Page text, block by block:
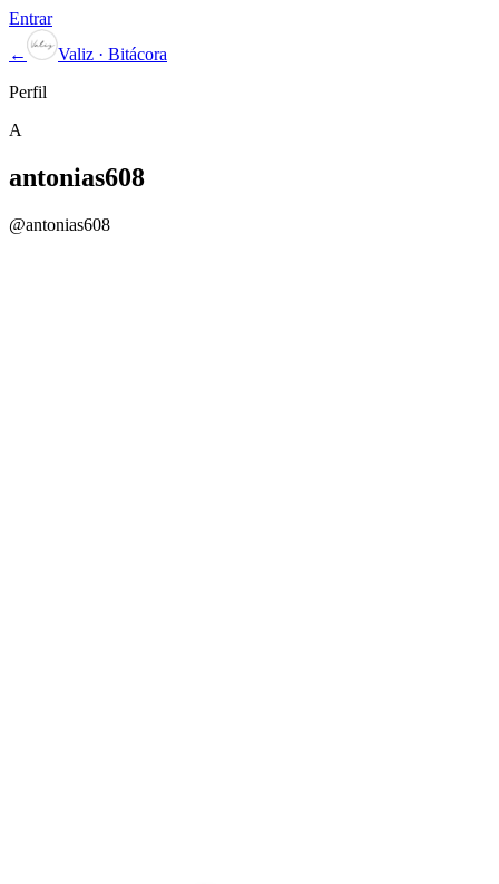
Entrar
←
Valiz · Bitácora
Perfil
A
antonias608
@antonias608